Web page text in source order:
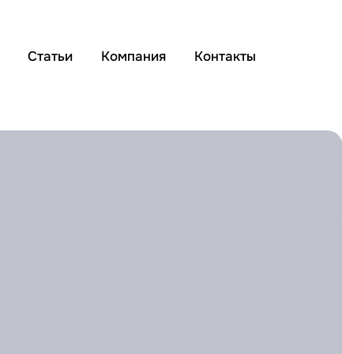
Статьи Компания Контакты